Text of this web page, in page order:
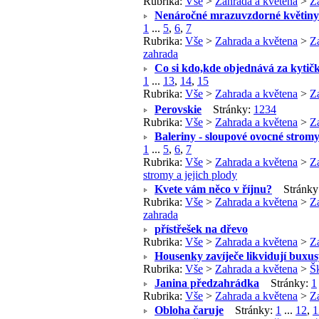
Nenáročné mrazuvzdorné
1 ... 5, 6, 7
Rubrika: Vše > Zahrada a květena >
zahrada
Co si kdo,kde objednává za
1 ... 13, 14, 15
Rubrika: Vše > Zahrada a květena >
Perovskie
Stránky: 1 234
Rubrika: Vše > Zahrada a květena >
Baleriny - sloupové ovocné stromy
1 ... 5, 6, 7
Rubrika: Vše > Zahrada a květena >
stromy a jejich plody
Kvete vám něco v říjnu?
Rubrika: Vše > Zahrada a květena >
zahrada
přístřešek na dřevo
Rubrika: Vše > Zahrada a květena >
Housenky zavíječe likvidují
Rubrika: Vše > Zahrada a květena >
Janina předzahrádka
Stránky: 1
Rubrika: Vše > Zahrada a květena >
Obloha čaruje
Stránky: 1 ... 12,